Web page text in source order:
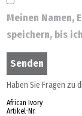
Meinen Namen,
speichern, bis
Haben Sie Fragen zu
African Ivory
Artikel-Nr.